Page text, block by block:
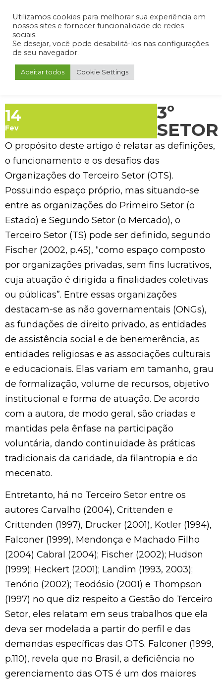
Admin Portal do Aluno Portal do Professor Portal do Coordenador
14
Fev
3º
SETOR
O propósito deste artigo é relatar as definições,
o funcionamento e os desafios das
Organizações do Terceiro Setor (OTS).
Possuindo espaço próprio, mas situando-se
entre as organizações do Primeiro Setor (o
Estado) e Segundo Setor (o Mercado), o
Terceiro Setor (TS) pode ser definido, segundo
Fischer (2002, p.45), “como espaço composto
por organizações privadas, sem fins lucrativos,
cuja atuação é dirigida a finalidades coletivas
ou públicas”. Entre essas organizações
destacam-se as não governamentais (ONGs),
as fundações de direito privado, as entidades
de assistência social e de benemerência, as
entidades religiosas e as associações culturais
e educacionais. Elas variam em tamanho, grau
de formalização, volume de recursos, objetivo
institucional e forma de atuação. De acordo
com a autora, de modo geral, são criadas e
mantidas pela ênfase na participação
voluntária, dando continuidade às práticas
tradicionais da caridade, da filantropia e do
mecenato.
Entretanto, há no Terceiro Setor entre os
autores Carvalho (2004), Crittenden e
Crittenden (1997), Drucker (2001), Kotler (1994),
Falconer (1999), Mendonça e Machado Filho
(2004) Cabral (2004); Fischer (2002); Hudson
(1999); Heckert (2001); Landim (1993, 2003);
Tenório (2002); Teodósio (2001) e Thompson
(1997) no que diz respeito a Gestão do Terceiro
Setor, eles relatam em seus trabalhos que ela
deva ser modelada a partir do perfil e das
demandas específicas das OTS. Falconer (1999,
p.110), revela que no Brasil, a deficiência no
gerenciamento das OTS é um dos maiores
Utilizamos cookies para melhorar sua experiência em
nossos sites e fornecer funcionalidade de redes
sociais.
Se desejar, você pode desabilitá-los nas configurações
de seu navegador.
Aceitar todos Cookie Settings